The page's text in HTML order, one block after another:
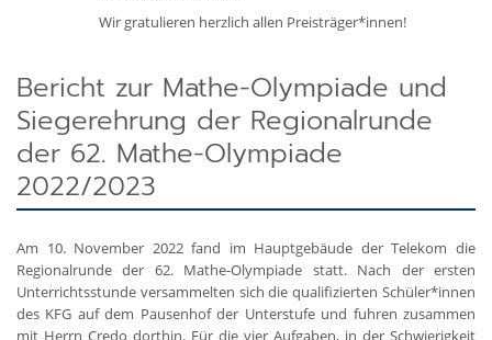
Wir gratulieren herzlich allen Preisträger*innen!
Bericht zur Mathe-Olympiade und
Siegerehrung der Regionalrunde
der 62. Mathe-Olympiade
2022/2023
Am 10. November 2022 fand im Hauptgebäude der Telekom die
Regionalrunde der 62. Mathe-Olympiade statt. Nach der ersten
Unterrichtsstunde versammelten sich die qualifizierten Schüler*innen
des KFG auf dem Pausenhof der Unterstufe und fuhren zusammen
mit Herrn Credo dorthin. Für die vier Aufgaben, in der Schwierigkeit